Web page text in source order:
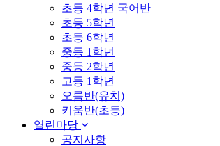
초등 4학년 국어반
초등 5학년
초등 6학년
중등 1학년
중등 2학년
고등 1학년
오름반(유치)
키움반(초등)
열린마당
공지사항